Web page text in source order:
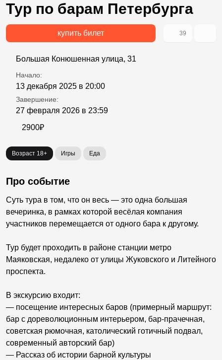
Тур по барам Петербурга
купить билет 39
Большая Конюшенная улица, 31
Начало:
13 декабря 2025 в 20:00
Завершение:
27 февраля 2026 в 23:59
2900₽
Возраст 18+ Игры Еда
Про событие
Суть тура в том, что он весь — это одна большая
вечеринка, в рамках которой весёлая компания
участников перемещается от одного бара к другому.
Тур будет проходить в районе станции метро
Маяковская, недалеко от улицы Жуковского и Литейного
проспекта.
В экскурсию входит:
— посещение интересных баров (примерный маршрут:
бар с дореволюционным интерьером, бар-прачечная,
советская рюмочная, католический готичный подвал,
современный авторский бар)
— Рассказ об истории барной культуры